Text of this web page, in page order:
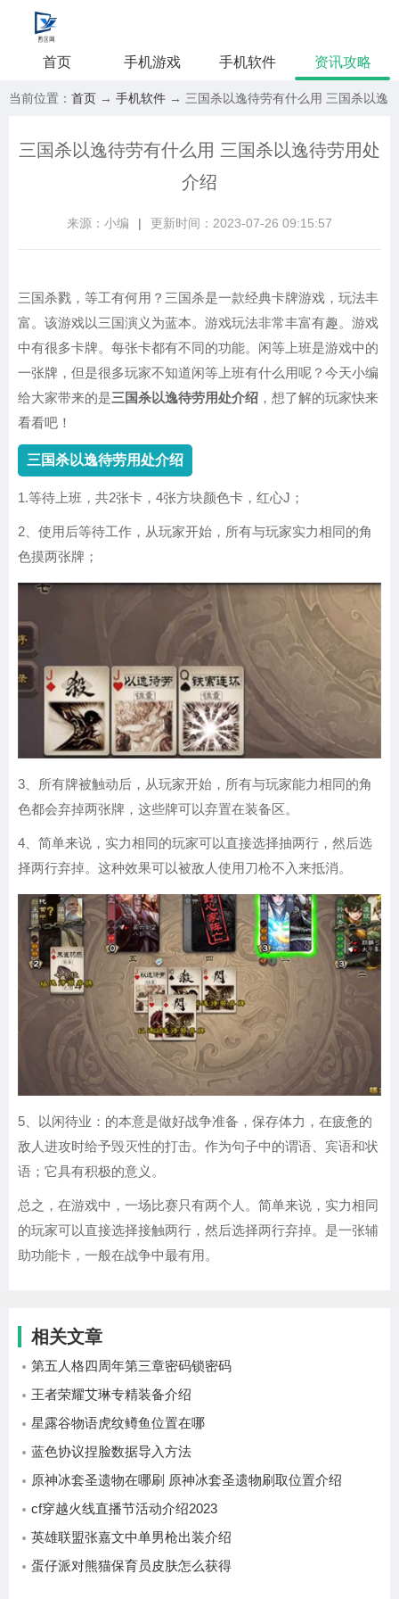
首页 手机游戏 手机软件 资讯攻略
当前位置： 首页 → 手机软件 → 三国杀以逸待劳有什么用 三国杀以逸
三国杀以逸待劳有什么用 三国杀以逸待劳用处
介绍
来源：小编 | 更新时间：2023-07-26 09:15:57
三国杀戮，等工有何用？三国杀是一款经典卡牌游戏，玩法丰
富。该游戏以三国演义为蓝本。游戏玩法非常丰富有趣。游戏
中有很多卡牌。每张卡都有不同的功能。闲等上班是游戏中的
一张牌，但是很多玩家不知道闲等上班有什么用呢？今天小编
给大家带来的是三国杀以逸待劳用处介绍 ，想了解的玩家快来
看看吧！
三国杀以逸待劳用处介绍
1.等待上班，共2张卡，4张方块颜色卡，红心J；
2、使用后等待工作，从玩家开始，所有与玩家实力相同的角
色摸两张牌；
3、所有牌被触动后，从玩家开始，所有与玩家能力相同的角
色都会弃掉两张牌，这些牌可以弃置在装备区。
4、简单来说，实力相同的玩家可以直接选择抽两行，然后选
择两行弃掉。这种效果可以被敌人使用刀枪不入来抵消。
5、以闲待业：的本意是做好战争准备，保存体力，在疲惫的
敌人进攻时给予毁灭性的打击。作为句子中的谓语、宾语和状
语；它具有积极的意义。
总之，在游戏中，一场比赛只有两个人。简单来说，实力相同
的玩家可以直接选择接触两行，然后选择两行弃掉。是一张辅
助功能卡，一般在战争中最有用。
相关文章
第五人格四周年第三章密码锁密码
王者荣耀艾琳专精装备介绍
星露谷物语虎纹鳟鱼位置在哪
蓝色协议捏脸数据导入方法
原神冰套圣遗物在哪刷 原神冰套圣遗物刷取位置介绍
cf穿越火线直播节活动介绍2023
英雄联盟张嘉文中单男枪出装介绍
蛋仔派对熊猫保育员皮肤怎么获得